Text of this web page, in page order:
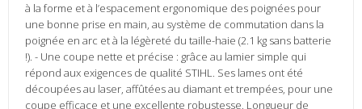
à la forme et à l’espacement ergonomique des poignées pour
une bonne prise en main, au système de commutation dans la
poignée en arc et à la légèreté du taille-haie (2.1 kg sans batterie
!). - Une coupe nette et précise : grâce au lamier simple qui
répond aux exigences de qualité STIHL. Ses lames ont été
découpées au laser, affûtées au diamant et trempées, pour une
coupe efficace et une excellente robustesse. Longueur de